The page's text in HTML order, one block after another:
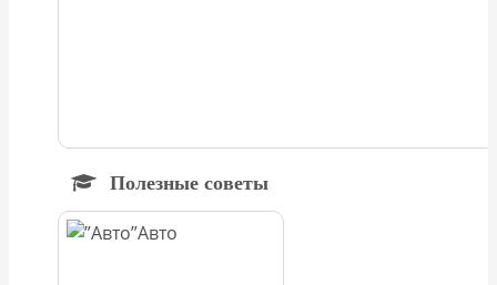
Полезные советы
Авто